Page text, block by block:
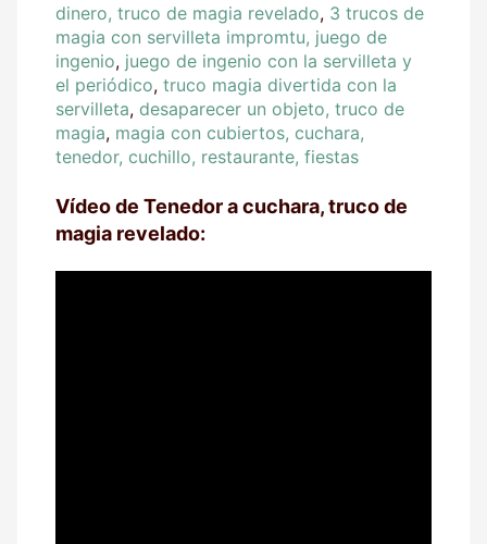
dinero, truco de magia revelado, 3 trucos de
magia con servilleta impromtu, juego de
ingenio, juego de ingenio con la servilleta y
el periódico, truco magia divertida con la
servilleta, desaparecer un objeto, truco de
magia, magia con cubiertos, cuchara,
tenedor, cuchillo, restaurante, fiestas
Vídeo de Tenedor a cuchara, truco de
magia revelado: